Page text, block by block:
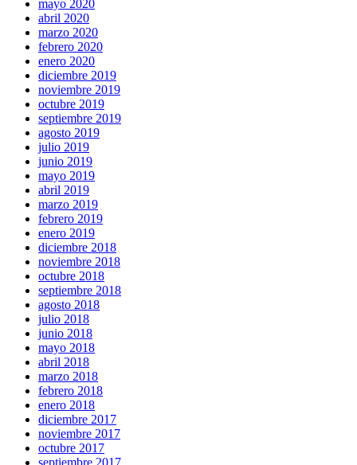
mayo 2020
abril 2020
marzo 2020
febrero 2020
enero 2020
diciembre 2019
noviembre 2019
octubre 2019
septiembre 2019
agosto 2019
julio 2019
junio 2019
mayo 2019
abril 2019
marzo 2019
febrero 2019
enero 2019
diciembre 2018
noviembre 2018
octubre 2018
septiembre 2018
agosto 2018
julio 2018
junio 2018
mayo 2018
abril 2018
marzo 2018
febrero 2018
enero 2018
diciembre 2017
noviembre 2017
octubre 2017